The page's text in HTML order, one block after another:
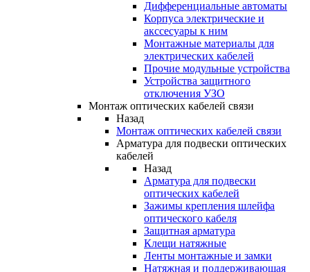
Дифференциальные автоматы
Корпуса электрические и
акссесуары к ним
Монтажные материалы для
электрических кабелей
Прочие модульные устройства
Устройства защитного
отключения УЗО
Монтаж оптических кабелей связи
Назад
Монтаж оптических кабелей связи
Арматура для подвески оптических
кабелей
Назад
Арматура для подвески
оптических кабелей
Зажимы крепления шлейфа
оптического кабеля
Защитная арматура
Клещи натяжные
Ленты монтажные и замки
Натяжная и поддерживающая